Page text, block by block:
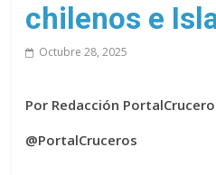
chilenos e
Octubre 28, 2025
Por Redacción
@PortalCruceros